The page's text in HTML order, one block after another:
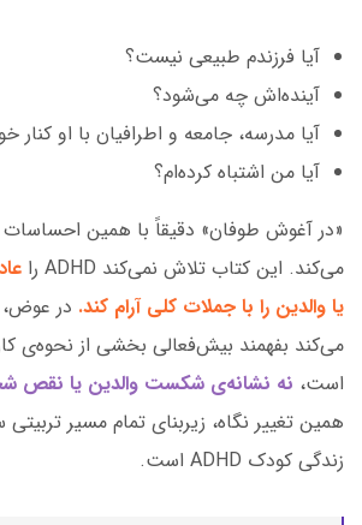
آیا فرزندم طبیعی نیست؟
آینده‌اش چه می‌شود؟
آیا مدرسه، جامعه و اطرافیان با او کنار
آیا من اشتباه کرده‌ام؟
«در آغوش طوفان» دقیقاً با همین
می‌کند. این کتاب تلاش نمی‌کند ADHD را
یا والدین را با جملات کلی آرام کند. در
می‌کند بفهمند بیش‌فعالی بخشی از نحوه‌ی
است، نه نشانه‌ی شکست والدین یا نقص
همین تغییر نگاه، زیربنای تمام مسیر تربیتی
زندگی کودک ADHD است.